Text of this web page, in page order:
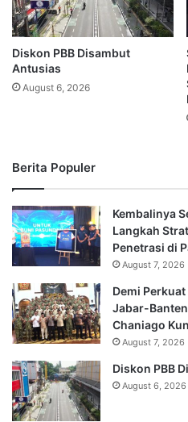
Diskon PBB Disambut
Antusias
August 6, 2026
Berita Populer
Kembalinya
Langkah
Penetrasi di
August 7, 2026
Demi
Jabar-
Chaniago
August 7, 2026
Diskon PBB
August 6, 2026